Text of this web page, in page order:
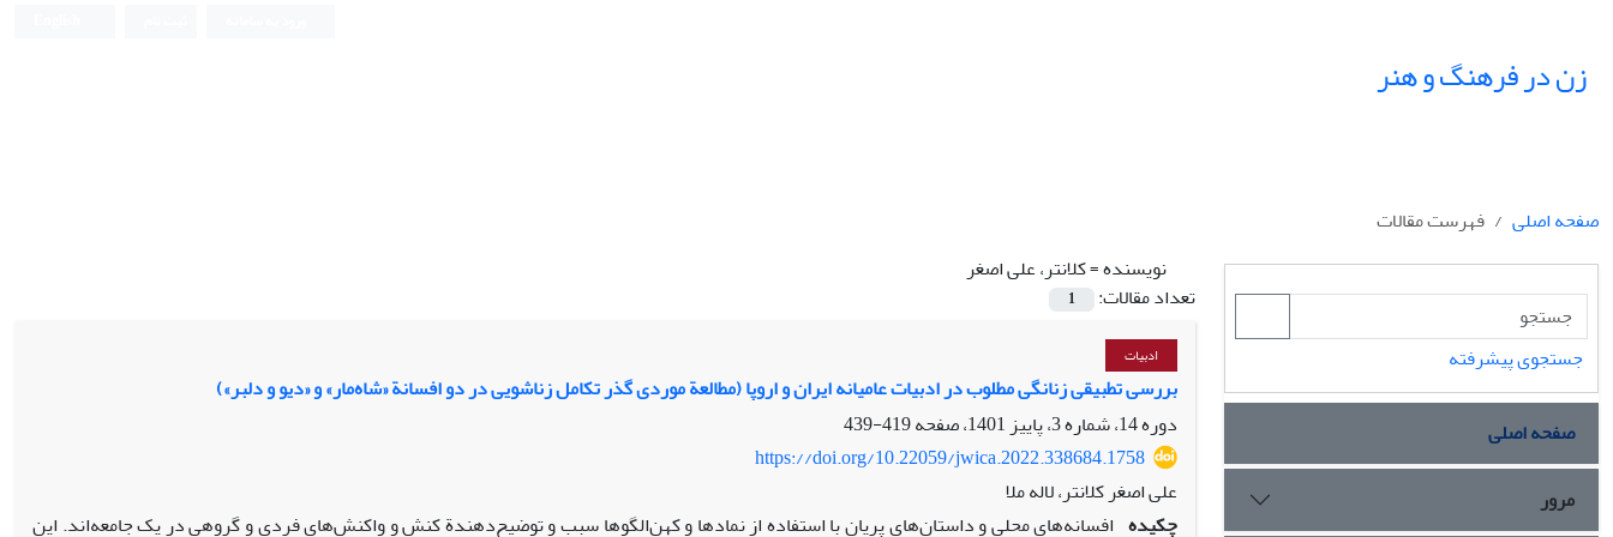
زن در فرهنگ و هنر
صفحه اصلی
فهرست مقالات
نویسنده =کلانتر، علی اصغر
تعداد مقالات:
1
ادبیات
بررسی تطبیقی زنانگی مطلوب در ادبیات عامیانه ایران و اروپا (مطالعة موردی گذر تکامل زناشویی در دو افسانة «شاه‌مار» و «دیو و دلبر»)
دوره 14، شماره 3، پاییز 1401، صفحه
419-439
https://doi.org/10.22059/jwica.2022.338684.1758
علی اصغر کلانتر، لاله ملا
چکیده افسانه‌های محلی و داستان‌های پریان با استفاده از نماد‌ها و کهن‌الگوها سبب و توضیح‌دهندة کنش و واکنش‌های فردی و گروهی در یک جامعه‌اند. این
جستجوی پیشرفته
صفحه اصلی
مرور